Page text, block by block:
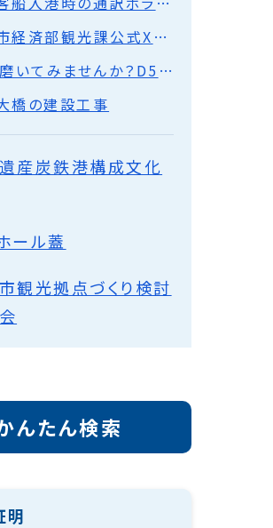
室蘭市経済部観光課公式Xアカウント(旧Twitter)
SLを磨いてみませんか？D51ミガキ隊隊員募集中！
橋の建設工事
産炭鉄港構成文化
ール蓋
観光拠点づくり検討
んたん検索
明